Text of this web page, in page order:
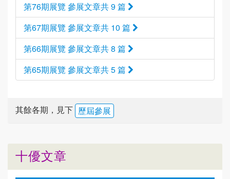
第76期展覽 參展文章共 9 篇
第67期展覽 參展文章共 10 篇
第66期展覽 參展文章共 8 篇
第65期展覽 參展文章共 5 篇
其餘各期，見下 歷屆參展
十優文章